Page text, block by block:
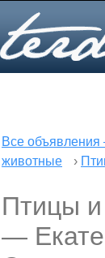
Все
животные
›
Птицы и
—